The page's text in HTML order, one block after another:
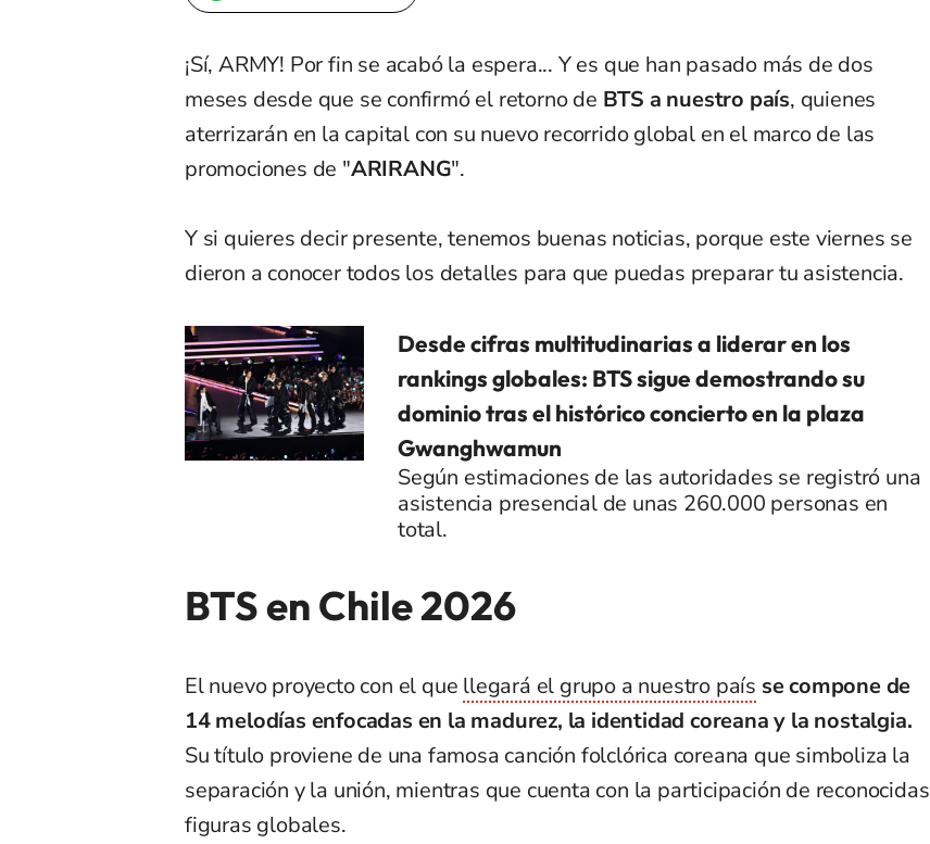
¡Sí, ARMY! Por fin se acabó la espera... Y es que han pasado más de dos
meses desde que se confirmó el retorno de BTS a nuestro país, quienes
aterrizarán en la capital con su nuevo recorrido global en el marco de las
promociones de "ARIRANG".
Y si quieres decir presente, tenemos buenas noticias, porque este viernes se
dieron a conocer todos los detalles para que puedas preparar tu asistencia.
Desde cifras multitudinarias a liderar en los
rankings globales: BTS sigue demostrando su
dominio tras el histórico concierto en la plaza
Gwanghwamun
Según estimaciones de las autoridades se registró una
asistencia presencial de unas 260.000 personas en
total.
BTS en Chile 2026
El nuevo proyecto con el que llegará el grupo a nuestro país se compone de
14 melodías enfocadas en la madurez, la identidad coreana y la nostalgia.
Su título proviene de una famosa canción folclórica coreana que simboliza la
separación y la unión, mientras que cuenta con la participación de reconocidas
figuras globales.